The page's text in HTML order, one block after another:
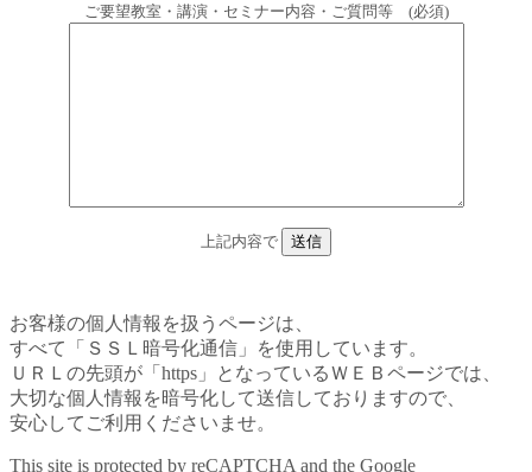
ご要望教室・講演・セミナー内容・ご質問等 (必須)
上記内容で
お客様の個人情報を扱うページは、
すべて「ＳＳＬ暗号化通信」を使用しています。
ＵＲＬの先頭が「https」となっているＷＥＢページでは、
大切な個人情報を暗号化して送信しておりますので、
安心してご利用くださいませ。
This site is protected by reCAPTCHA and the Google